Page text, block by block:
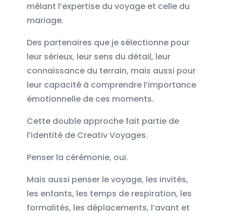
mêlant l’expertise du voyage et celle du
mariage.
Des partenaires que je sélectionne pour
leur sérieux, leur sens du détail, leur
connaissance du terrain, mais aussi pour
leur capacité à comprendre l’importance
émotionnelle de ces moments.
Cette double approche fait partie de
l’identité de Creativ Voyages.
Penser la cérémonie, oui.
Mais aussi penser le voyage, les invités,
les enfants, les temps de respiration, les
formalités, les déplacements, l’avant et